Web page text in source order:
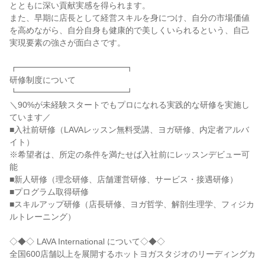
とともに深い貢献実感を得られます。
また、早期に店長として経営スキルを身につけ、自分の市場価値
を高めながら、自分自身も健康的で美しくいられるという、自己
実現要素の強さが面白さです。
┏━━━━━━━━━━━━━┓
研修制度について
┗━━━━━━━━━━━━━┛
＼90%が未経験スタートでもプロになれる実践的な研修を実施し
ています／
■入社前研修（LAVAレッスン無料受講、ヨガ研修、内定者アルバ
イト）
※希望者は、所定の条件を満たせば入社前にレッスンデビュー可
能
■新人研修（理念研修、店舗運営研修、サービス・接遇研修）
■プログラム取得研修
■スキルアップ研修（店長研修、ヨガ哲学、解剖生理学、フィジカ
ルトレーニング）
◇◆◇ LAVA International について◇◆◇
全国600店舗以上を展開するホットヨガスタジオのリーディングカ